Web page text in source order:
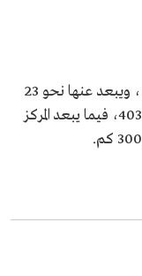
يقع مركز الجائزة جنوب شرق محافظة أضم، ويبعد عنها نحو 23
كم، ويمكن الوصول إليه منها عبر الطريق 4030، فيما يبعد المركز